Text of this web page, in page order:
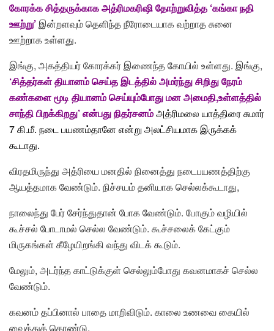
கோரக்க சித்தருக்காக அத்ரிமகரிஷி தோற்றுவித்த ‘கங்கா நதி
ஊற்று’இன்றளவும் தெளிந்த நீரோடையாக வற்றாத சுனை
ஊற்றாக உள்ளது.
இங்கு, அகத்தியர் கோரக்கர் இணைந்த கோயில் உள்ளது. இங்கு,
‘சித்தர்கள் தியானம் செய்த இடத்தில் அமர்ந்து சிறிது நேரம்
கண்களை மூடி தியானம் செய்யும்போது மன அமைதி,உள்ளத்தில்
சாந்தி பிறக்கிறது’ என்பது நிதர்சனம்அத்ரிமலை யாத்திரை சுமார்
7 கி.மீ. நடை பயணம்தானே என்று அலட்சியமாக இருக்கக்
கூடாது.
விரதமிருந்து அத்ரியை மனதில் நினைத்து நடைபயணத்திற்கு
ஆயத்தமாக வேண்டும். நிச்சயம் தனியாக செல்லக்கூடாது,
நாலைந்து பேர் சேர்ந்துதான் போக வேண்டும். போகும் வழியில்
கூச்சல் போடாமல் செல்ல வேண்டும். கூச்சலைக் கேட்கும்
மிருகங்கள் கீழேயிறங்கி வந்து விடக் கூடும்.
மேலும், அடர்ந்த காட்டுக்குள் செல்லும்போது கவனமாகச் செல்ல
வேண்டும்.
கவனம் தப்பினால் பாதை மாறிவிடும். காலை உணவை கையில்
வைத்துக் கொண்டு,